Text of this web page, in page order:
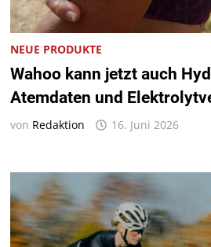
NEUE PRODUKTE
Wahoo kann jetzt auch
Atemdaten und
von Redaktion 16. Juni 2026